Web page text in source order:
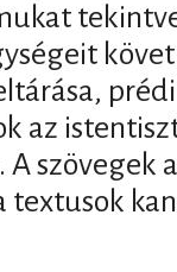
az
szövegek